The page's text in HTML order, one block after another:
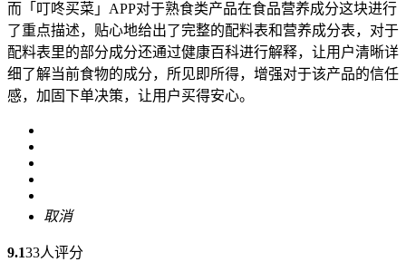
而「叮咚买菜」APP对于熟食类产品在食品营养成分这块进行
了重点描述，贴心地给出了完整的配料表和营养成分表，对于
配料表里的部分成分还通过健康百科进行解释，让用户清晰详
细了解当前食物的成分，所见即所得，增强对于该产品的信任
感，加固下单决策，让用户买得安心。
取消
9.133人评分